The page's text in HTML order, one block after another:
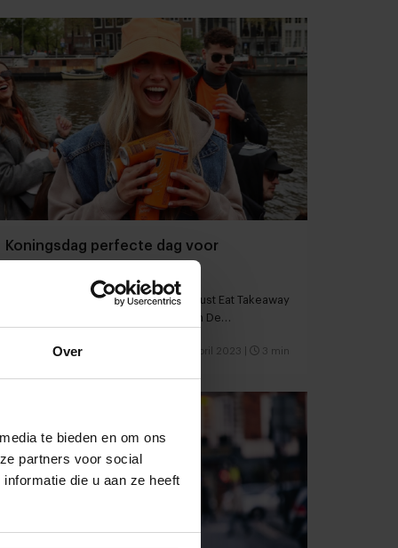
Over
te bieden en om ons
partners voor social
die u aan ze heeft
Koningsdag perfecte dag voor
En nieuws over 14% minder orders Just Eat Takeaway
en samenwerking New York Pizza en De
25 april 2023 3 min
Foodservice